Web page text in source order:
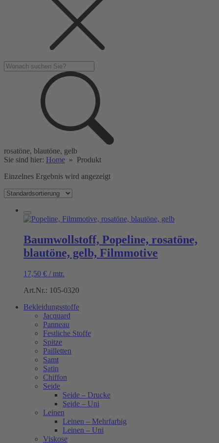
rosatöne, blautöne, gelb
Sie sind hier: Home » Produkt
Einzelnes Ergebnis wird angezeigt
Baumwollstoff, Popeline, rosatöne,
blautöne, gelb, Filmmotive
17,50 € / mtr.
Art.Nr.: 105-0320
Bekleidungsstoffe
Jacquard
Panneau
Festliche Stoffe
Spitze
Pailletten
Samt
Satin
Chiffon
Seide
Seide – Drucke
Seide – Uni
Leinen
Leinen – Mehrfarbig
Leinen – Uni
Viskose